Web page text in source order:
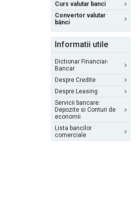
Curs valutar banci
Convertor valutar
bănci
Informatii utile
Dictionar Financiar-
Bancar
Despre Credite
Despre Leasing
Servicii bancare:
Depozite si Conturi de
economii
Lista bancilor
comerciale